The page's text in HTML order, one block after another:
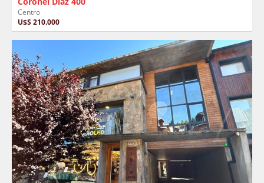
Centro
U$S 210.000